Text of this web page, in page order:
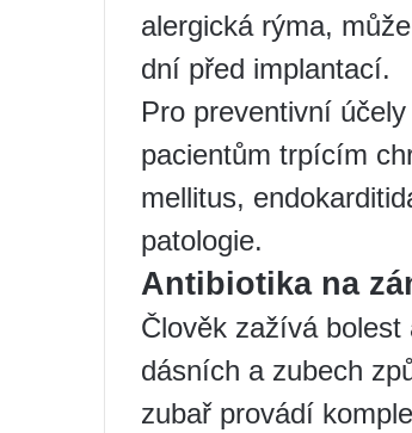
alergická rýma,
dní před implantací.
Pro preventivní
pacientům trpícím
mellitus,
patologie.
Antibiotika na
Člověk zažívá
dásních a zubech
zubař provádí